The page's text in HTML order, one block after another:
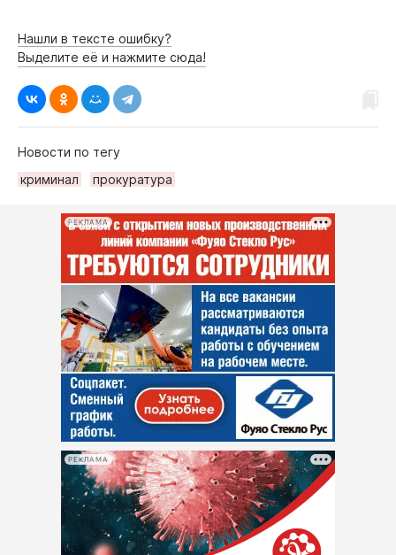
Нашли в тексте ошибку?
Выделите её и нажмите сюда!
Новости по тегу
криминал
прокуратура
РЕКЛАМА
РЕКЛАМА